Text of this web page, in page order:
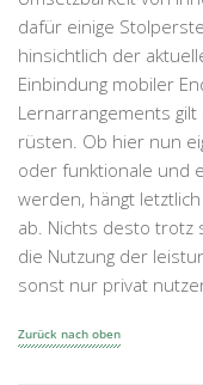
dafür einige
hinsichtlich der
Einbindung mobiler
Lernarrangements
rüsten. Ob hier nun
oder funktionale und
werden, hängt
ab. Nichts desto trotz
die Nutzung der
sonst nur privat
Zurück nach oben